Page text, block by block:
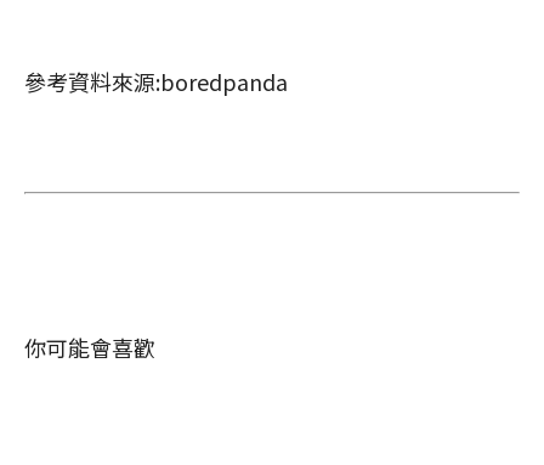
參考資料來源:boredpanda
你可能會喜歡